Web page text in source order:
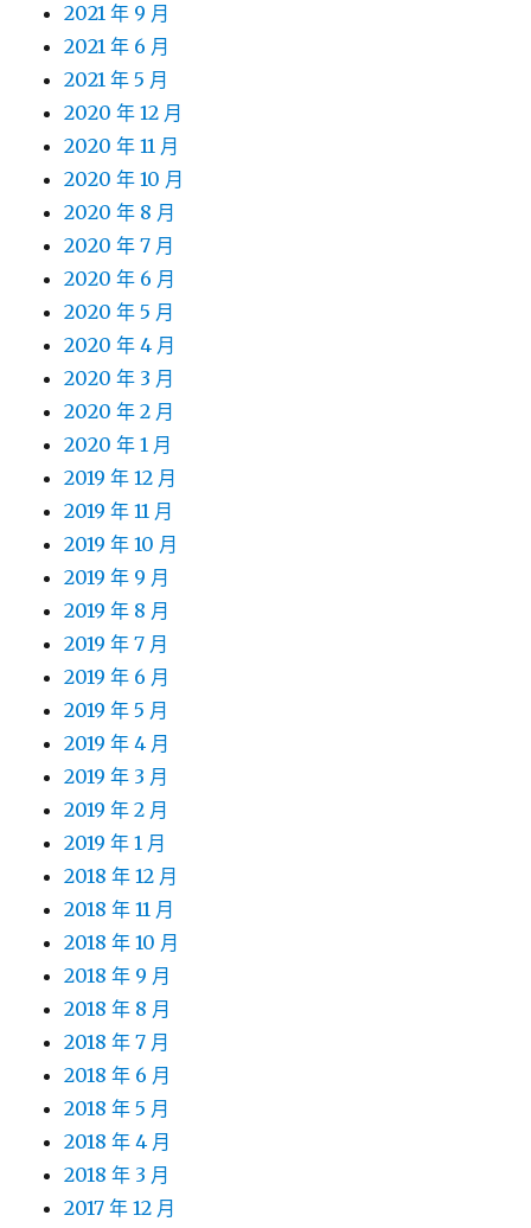
2021 年 9 月
2021 年 6 月
2021 年 5 月
2020 年 12 月
2020 年 11 月
2020 年 10 月
2020 年 8 月
2020 年 7 月
2020 年 6 月
2020 年 5 月
2020 年 4 月
2020 年 3 月
2020 年 2 月
2020 年 1 月
2019 年 12 月
2019 年 11 月
2019 年 10 月
2019 年 9 月
2019 年 8 月
2019 年 7 月
2019 年 6 月
2019 年 5 月
2019 年 4 月
2019 年 3 月
2019 年 2 月
2019 年 1 月
2018 年 12 月
2018 年 11 月
2018 年 10 月
2018 年 9 月
2018 年 8 月
2018 年 7 月
2018 年 6 月
2018 年 5 月
2018 年 4 月
2018 年 3 月
2017 年 12 月